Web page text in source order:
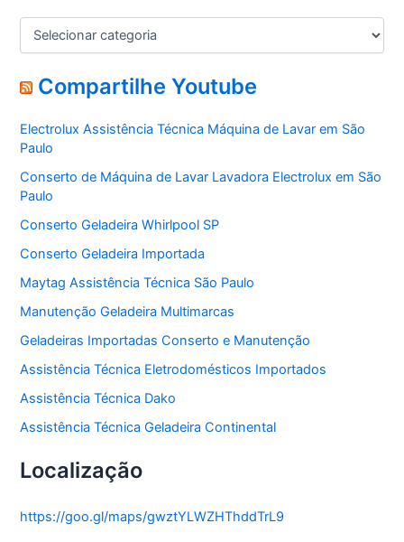
C
e
g
r
i
a
s
Compartilhe Youtube
Electrolux Assistência Técnica Máquina de Lavar em São
Paulo
Conserto de Máquina de Lavar Lavadora Electrolux em São
Paulo
Conserto Geladeira Whirlpool SP
Conserto Geladeira Importada
Maytag Assistência Técnica São Paulo
Manutenção Geladeira Multimarcas
Geladeiras Importadas Conserto e Manutenção
Assistência Técnica Eletrodomésticos Importados
Assistência Técnica Dako
Assistência Técnica Geladeira Continental
Localização
https://goo.gl/maps/gwztYLWZHThddTrL9